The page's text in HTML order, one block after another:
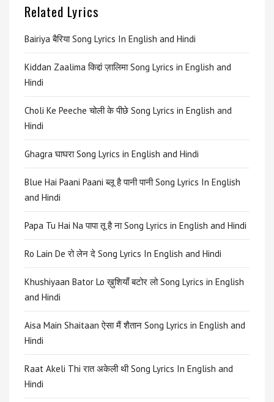
Related Lyrics
Bairiya बैरिया Song Lyrics In English and Hindi
Kiddan Zaalima किद्दां ज़ालिमा Song Lyrics in English and
Hindi
Choli Ke Peeche चोली के पीछे Song Lyrics in English and
Hindi
Ghagra घाघरा Song Lyrics in English and Hindi
Blue Hai Paani Paani ब्लू है पानी पानी Song Lyrics In English
and Hindi
Papa Tu Hai Na पापा तू है ना Song Lyrics in English and Hindi
Ro Lain De रो लेन दे Song Lyrics In English and Hindi
Khushiyaan Bator Lo ख़ुशियाँ बटोर लो Song Lyrics in English
and Hindi
Aisa Main Shaitaan ऐसा मैं शैतान Song Lyrics in English and
Hindi
Raat Akeli Thi रात अकेली थी Song Lyrics In English and
Hindi